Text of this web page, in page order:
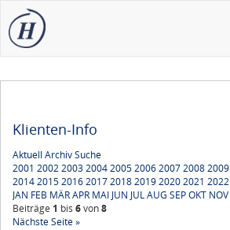
Klienten-Info
Aktuell ArchivSuche
2001 20022003200420052006200720082009
20142015201620172018201920202021 2022
JAN FEB MÄRAPR MAI JUN JULAUG SEPOKT NOV
Beiträge 1 bis 6von8
Nächste Seite »